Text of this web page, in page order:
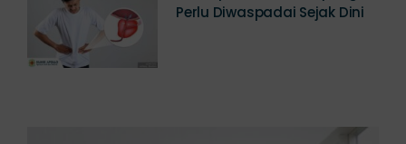
7 Komplikasi Prostat yang